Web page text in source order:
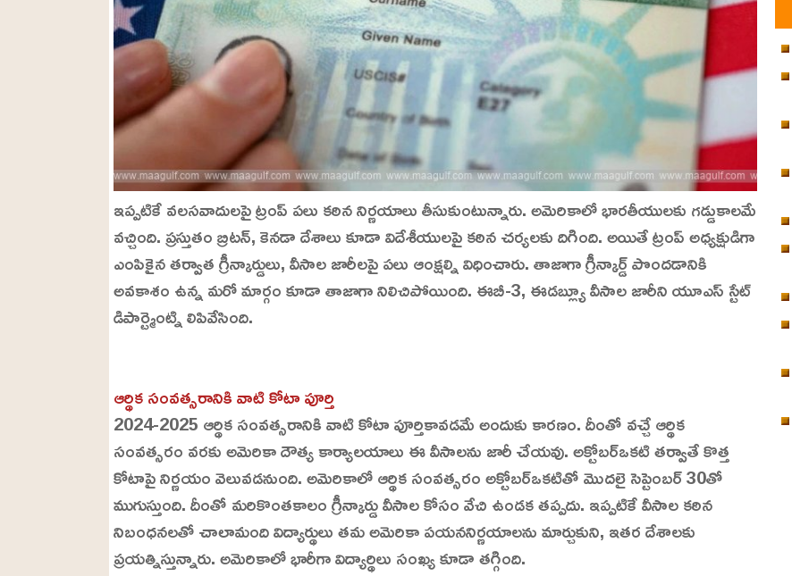
ఇప్పటికే వలసవాదులపై ట్రంప్ పలు కఠిన నిర్ణయాలు తీసుకుంటున్నారు. అమెరికాలో భారతీయులకు గడ్డుకాలమే
వచ్చింది. ప్రస్తుతం బ్రిటన్, కెనడా దేశాలు కూడా విదేశీయులపై కఠిన చర్యలకు దిగింది. అయితే ట్రంప్ అధ్యక్షుడిగా
ఎంపికైన తర్వాత గ్రీన్కార్డులు, వీసాల జారీలపై పలు ఆంక్షల్ని విధించారు. తాజాగా గ్రీన్కార్డ్ పొందడానికి
అవకాశం ఉన్న మరో మార్గం కూడా తాజాగా నిలిచిపోయింది. ఈబీ-3, ఈడబ్ల్యూ వీసాల జారీని యూఎస్ స్టేట్
డిపార్ట్మెంట్ని లిపివేసింది.
U
n
m
u
t
e
a
d
e
d
2
.
3
4
%
ఆర్థిక సంవత్సరానికి వాటి కోటా పూర్తి
2024-2025 ఆర్థిక సంవత్సరానికి వాటి కోటా పూర్తికావడమే అందుకు కారణం. దీంతో వచ్చే ఆర్థిక
సంవత్సరం వరకు అమెరికా దౌత్య కార్యాలయాలు ఈ వీసాలను జారీ చేయవు. అక్టోబర్ఒకటి తర్వాతే కొత్త
కోటాపై నిర్ణయం వెలువడనుంది. అమెరికాలో ఆర్థిక సంవత్సరం అక్టోబర్ఒకటితో మొదలై సెప్టెంబర్ 30తో
ముగుస్తుంది. దీంతో మరికొంతకాలం గ్రీన్కార్డు వీసాల కోసం వేచి ఉండక తప్పదు. ఇప్పటికే వీసాల కఠిన
నిబంధనలతో చాలామంది విద్యార్థులు తమ అమెరికా పయననిర్ణయాలను మార్చుకుని, ఇతర దేశాలకు
ప్రయత్నిస్తున్నారు. అమెరికాలో భారీగా విద్యార్థిలు సంఖ్య కూడా తగ్గింది.